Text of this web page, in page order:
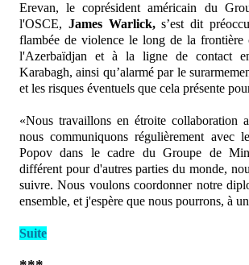
Erevan, le coprésident américain du
l'OSCE, James Warlick,s’est dit
flambée de violence le long de la frontière
l'Azerbaïdjan et à la ligne de contact
Karabagh, ainsi qu’alarmé par le
et les risques éventuels que cela présente
«Nous travaillons en étroite collaboration
nous communiquons régulièrement avec
Popov dans le cadre du Groupe de
différent pour d'autres parties du monde,
suivre. Nous voulons coordonner notre
ensemble, et j'espère que nous pourrons, à
Suite